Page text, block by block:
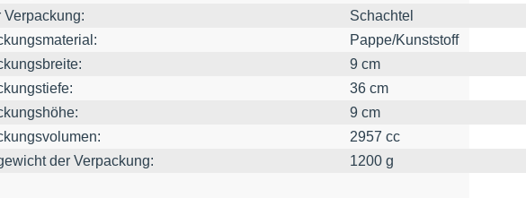
Verpackung:
Schachtel
Pappe/Kunststoff
9 cm
36 cm
9 cm
2957 cc
der Verpackung:
1200 g